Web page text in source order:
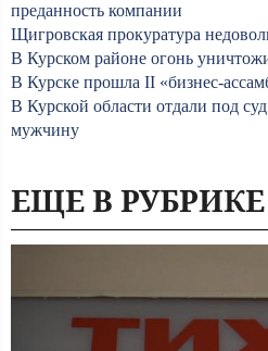
преданность компании
Щигровская прокуратура
В Курском районе огонь
В Курске прошла II «бизнес-
В Курской области отдали под
мужчину
ЕЩЕ В РУБРИКЕ